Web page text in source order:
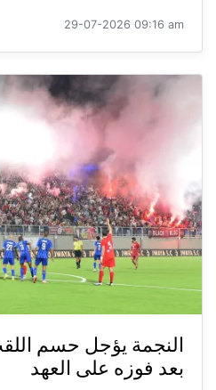
29-07-2026 09:16 am
النجمة يؤجل حسم
بعد فوزه على العهد